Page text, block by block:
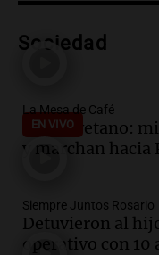
pago en
Noticias
Audio.
Actualidad
Episodios
Audio. Los
Córdoba
privados,
Sociedad
EN VIVO
La Mesa de Café
San Cayetano:
y marchan hacia
Siempre Juntos Rosario
Detuvieron al
operativo con 10